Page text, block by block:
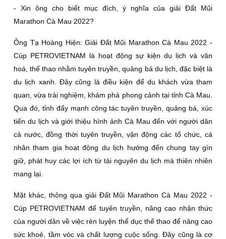
- Xin ông cho biết mục đích, ý nghĩa của giải Ðất Mũi
Marathon Cà Mau 2022?
Ông Tạ Hoàng Hiện: Giải Ðất Mũi Marathon Cà Mau 2022 -
Cúp PETROVIETNAM là hoạt động sự kiện du lịch và văn
hoá, thể thao nhằm tuyên truyền, quảng bá du lịch, đặc biệt là
du lịch xanh. Ðây cũng là điều kiện để du khách vừa tham
quan, vừa trải nghiệm, khám phá phong cảnh tại tỉnh Cà Mau.
Qua đó, tỉnh đẩy mạnh công tác tuyên truyền, quảng bá, xúc
tiến du lịch và giới thiệu hình ảnh Cà Mau đến với người dân
cả nước, đồng thời tuyên truyền, vận động các tổ chức, cá
nhân tham gia hoạt động du lịch hướng đến chung tay gìn
giữ, phát huy các lợi ích từ tài nguyên du lịch mà thiên nhiên
mang lại.
Mặt khác, thông qua giải Ðất Mũi Marathon Cà Mau 2022 -
Cúp PETROVIETNAM để tuyên truyền, nâng cao nhận thức
của người dân về việc rèn luyện thể dục thể thao để nâng cao
sức khoẻ, tầm vóc và chất lượng cuộc sống. Ðây cũng là cơ